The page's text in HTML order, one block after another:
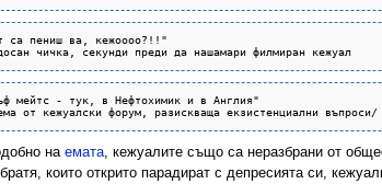
са пениш ва, кежоооо?!!"
-ядосан чичка, секунди преди да нашамари филмиран кежуал
мейтс - тук, в Нефтохимик и в Англия"
на емата, кежуалите също са неразбрани от
които открито парадират с депресията си,